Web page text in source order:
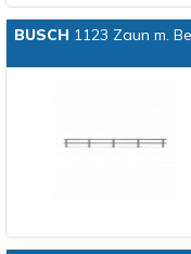
BUSCH 1123 Zaun m.